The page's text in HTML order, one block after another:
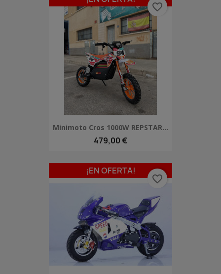
Minimoto Cros 1000W REPSTAR...
479,00 €
favorite_border
¡EN OFERTA!
favorite_border